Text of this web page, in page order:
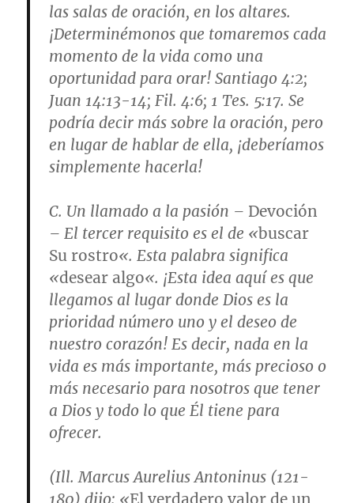
las salas de oración, en los altares.
¡Determinémonos que tomaremos cada
momento de la vida como una
oportunidad para orar! Santiago 4:2;
Juan 14:13-14; Fil. 4:6; 1 Tes. 5:17. Se
podría decir más sobre la oración, pero
en lugar de hablar de ella, ¡deberíamos
simplemente hacerla!
C. Un llamado a la pasión – Devoción
– El tercer requisito es el de «buscar
Su rostro«. Esta palabra significa
«desear algo«. ¡Esta idea aquí es que
llegamos al lugar donde Dios es la
prioridad número uno y el deseo de
nuestro corazón! Es decir, nada en la
vida es más importante, más precioso o
más necesario para nosotros que tener
a Dios y todo lo que Él tiene para
ofrecer.
(Ill. Marcus Aurelius Antoninus (121-
180) dijo: «El verdadero valor de un